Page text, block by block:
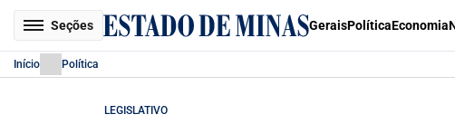
Seções GeraisPolíticaEconomia
Início Política
LEGISLATIVO